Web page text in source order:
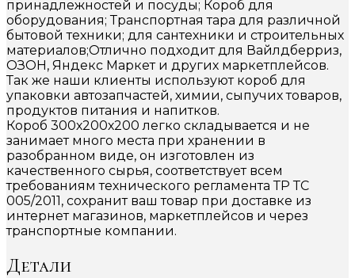
принадлежностей и посуды; Короб для
оборудования; Транспортная тара для различной
бытовой техники; для сантехники и строительных
материалов;Отлично подходит для Вайлдберриз,
ОЗОН, Яндекс Маркет и других маркетплейсов.
Так же наши клиенты используют короб для
упаковки автозапчастей, химии, сыпучих товаров,
продуктов питания и напитков.
Короб 300х200х200 легко складывается и не
занимает много места при хранении в
разобранном виде, он изготовлен из
качественного сырья, соответствует всем
требованиям технического регламента ТР ТС
005/2011, сохранит ваш товар при доставке из
интернет магазинов, маркетплейсов и через
транспортные компании.
Детали